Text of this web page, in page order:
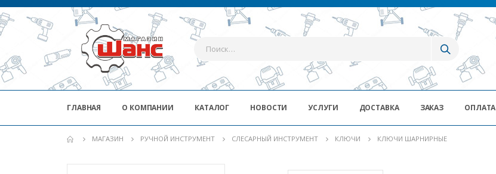
ГЛАВНАЯ О КОМПАНИИ КАТАЛОГ НОВОСТИ УСЛУГИ ДОСТАВКА ЗАКАЗ ОПЛАТА
МАГАЗИН РУЧНОЙ ИНСТРУМЕНТ СЛЕСАРНЫЙ ИНСТРУМЕНТ КЛЮЧИ КЛЮЧИ ШАРНИРНЫЕ